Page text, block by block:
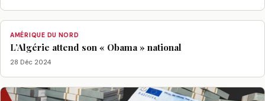
AMÉRIQUE DU NORD
L’Algérie attend son « Obama » national
28 Déc 2024